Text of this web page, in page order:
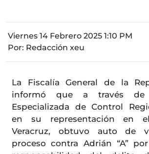
Viernes 14 Febrero 2025 1:10 PM
Por: Redacción xeu
La Fiscalía General de la
informó que a través de
Especializada de Control
en su representación en
Veracruz, obtuvo auto de
proceso contra Adrián “A”